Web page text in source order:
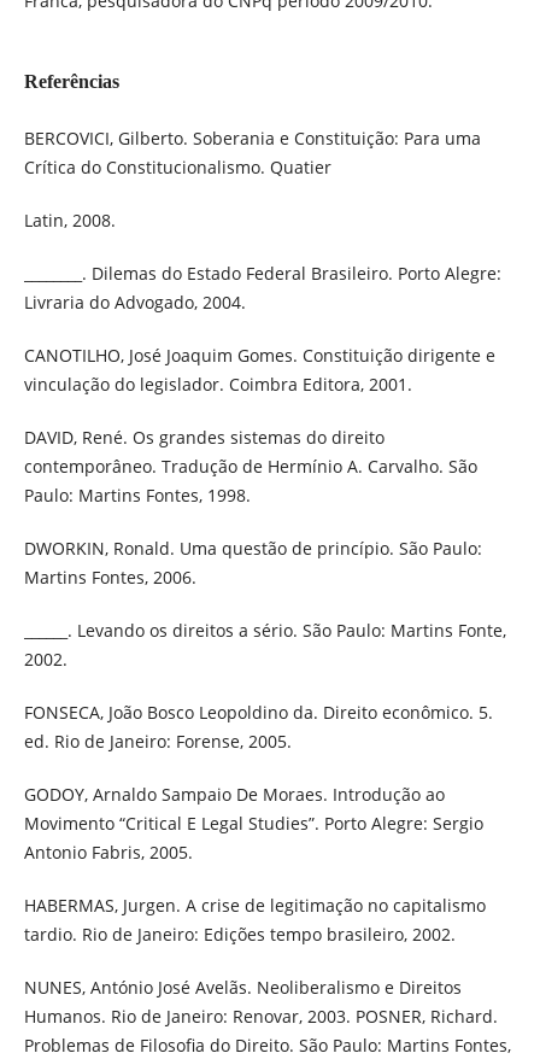
Referências
BERCOVICI, Gilberto. Soberania e Constituição: Para uma
Crítica do Constitucionalismo. Quatier
Latin, 2008.
________. Dilemas do Estado Federal Brasileiro. Porto Alegre:
Livraria do Advogado, 2004.
CANOTILHO, José Joaquim Gomes. Constituição dirigente e
vinculação do legislador. Coimbra Editora, 2001.
DAVID, René. Os grandes sistemas do direito
contemporâneo. Tradução de Hermínio A. Carvalho. São
Paulo: Martins Fontes, 1998.
DWORKIN, Ronald. Uma questão de princípio. São Paulo:
Martins Fontes, 2006.
______. Levando os direitos a sério. São Paulo: Martins Fonte,
2002.
FONSECA, João Bosco Leopoldino da. Direito econômico. 5.
ed. Rio de Janeiro: Forense, 2005.
GODOY, Arnaldo Sampaio De Moraes. Introdução ao
Movimento “Critical E Legal Studies”. Porto Alegre: Sergio
Antonio Fabris, 2005.
HABERMAS, Jurgen. A crise de legitimação no capitalismo
tardio. Rio de Janeiro: Edições tempo brasileiro, 2002.
NUNES, António José Avelãs. Neoliberalismo e Direitos
Humanos. Rio de Janeiro: Renovar, 2003. POSNER, Richard.
Problemas de Filosofia do Direito. São Paulo: Martins Fontes,